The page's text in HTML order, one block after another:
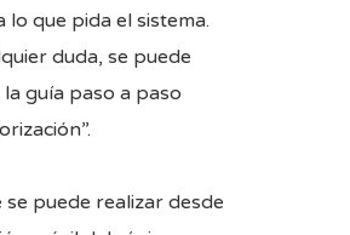
lo que pida el sistema.
duda, se puede
guía paso a paso
se puede realizar desde